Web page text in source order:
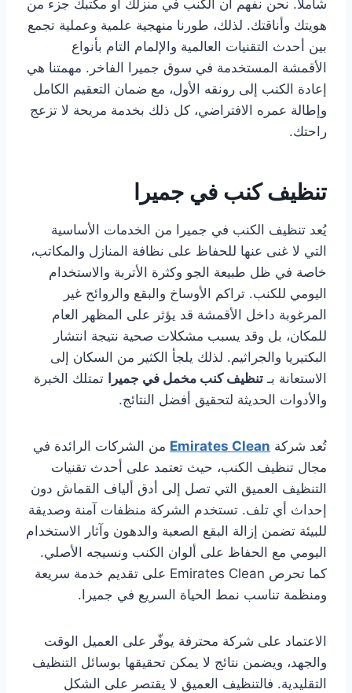
شاملاً. نحن نفهم أن الكنب في منزلك أو مكتبك جزء من
هويتك وأناقتك. لذلك، طورنا منهجية علمية وعملية تجمع
بين أحدث التقنيات العالمية والإلمام التام بأنواع
الأقمشة المستخدمة في سوق جميرا الفاخر. مهمتنا هي
إعادة الكنب إلى رونقه الأول، مع ضمان التعقيم الكامل
وإطالة عمره الافتراضي، كل ذلك بخدمة مريحة لا تزعج
راحتك.
تنظيف كنب في جميرا
يُعد تنظيف الكنب في جميرا من الخدمات الأساسية
التي لا غنى عنها للحفاظ على نظافة المنازل والمكاتب،
خاصة في ظل طبيعة الجو وكثرة الأتربة والاستخدام
اليومي للكنب. تراكم الأوساخ والبقع والروائح غير
المرغوبة داخل الأقمشة قد يؤثر على المظهر العام
للمكان، بل وقد يسبب مشكلات صحية نتيجة انتشار
البكتيريا والجراثيم. لذلك يلجأ الكثير من السكان إلى
الاستعانة بـ تنظيف كنب مخمل في جميرا
تمتلك الخبرة
والأدوات الحديثة لتحقيق أفضل النتائج.
تُعد شركة Emirates Clean من الشركات الرائدة في
مجال تنظيف الكنب، حيث تعتمد على أحدث تقنيات
التنظيف العميق التي تصل إلى أدق ألياف القماش دون
إحداث أي تلف. تستخدم الشركة منظفات آمنة وصديقة
للبيئة تضمن إزالة البقع الصعبة والدهون وآثار الاستخدام
اليومي مع الحفاظ على ألوان الكنب ونسيجه الأصلي.
كما تحرص Emirates Clean على تقديم خدمة سريعة
ومنظمة تناسب نمط الحياة السريع في جميرا.
الاعتماد على شركة محترفة يوفّر على العميل الوقت
والجهد، ويضمن نتائج لا يمكن تحقيقها بوسائل التنظيف
التقليدية. فالتنظيف العميق لا يقتصر على الشكل